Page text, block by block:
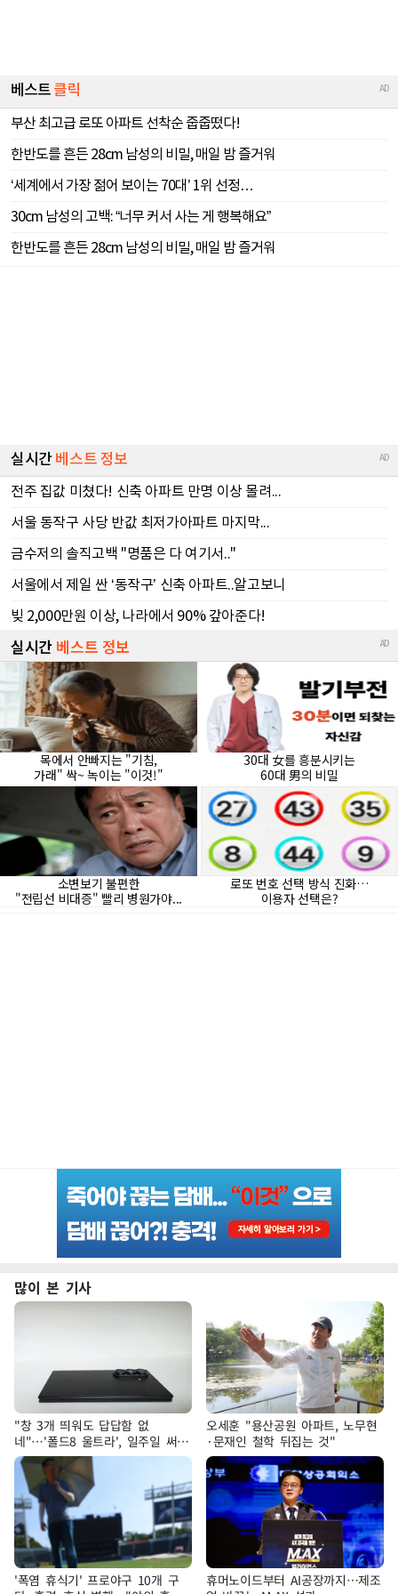
많이 본 기사
"창 3개 띄워도 답답함 없
네"…'폴드8 울트라', 일주일 써보
니
오세훈 "용산공원 아파트, 노무현
·문재인 철학 뒤집는 것"
'폭염 휴식기' 프로야구 10개 구
휴머노이드부터 AI공장까지…제조